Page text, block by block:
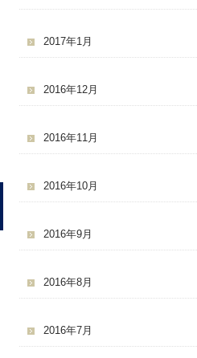
2017年1月
2016年12月
2016年11月
2016年10月
2016年9月
2016年8月
2016年7月